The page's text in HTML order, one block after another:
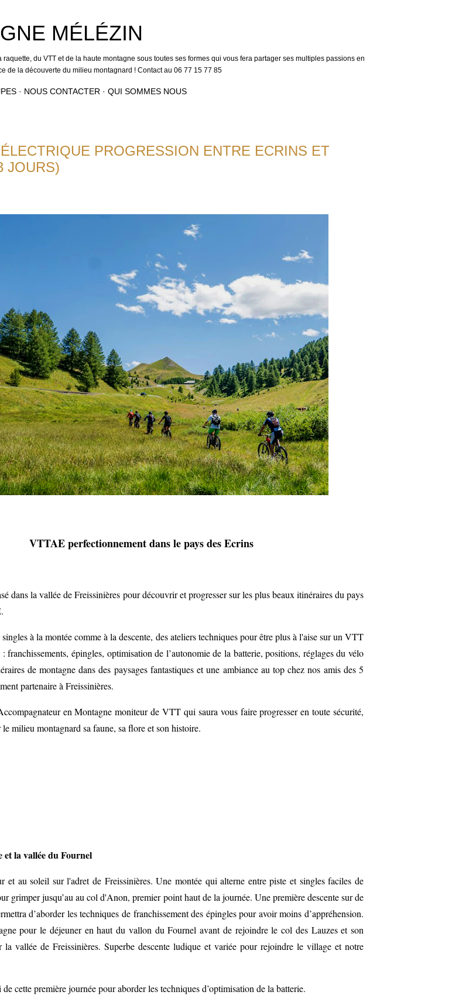
MÉLÉZIN
du VTT et de la haute montagne sous toutes ses formes qui vous fera partager ses multiples passions en
de la découverte du milieu montagnard ! Contact au 06 77 15 77 85
NOUS CONTACTER QUI SOMMES NOUS
PROGRESSION ENTRE ECRINS ET
JOURS)
VTTAE perfectionnement dans le pays des Ecrins
dans la vallée de Freissinières pour découvrir et progresser sur les plus beaux itinéraires du pays
à la montée comme à la descente, des ateliers techniques pour être plus à l'aise sur un VTT
franchissements, épingles, optimisation de l’autonomie de la batterie, positions, réglages du vélo
de montagne dans des paysages fantastiques et une ambiance au top chez nos amis des 5
partenaire à Freissinières.
en Montagne moniteur de VTT qui saura vous faire progresser en toute sécurité,
milieu montagnard sa faune, sa flore et son histoire.
et la vallée du Fournel
et au soleil sur l'adret de Freissinières. Une montée qui alterne entre piste et singles faciles de
grimper jusqu’au au col d'Anon, premier point haut de la journée. Une première descente sur de
d’aborder les techniques de franchissement des épingles pour avoir moins d’appréhension.
pour le déjeuner en haut du vallon du Fournel avant de rejoindre le col des Lauzes et son
la vallée de Freissinières. Superbe descente ludique et variée pour rejoindre le village et notre
cette première journée pour aborder les techniques d’optimisation de la batterie.